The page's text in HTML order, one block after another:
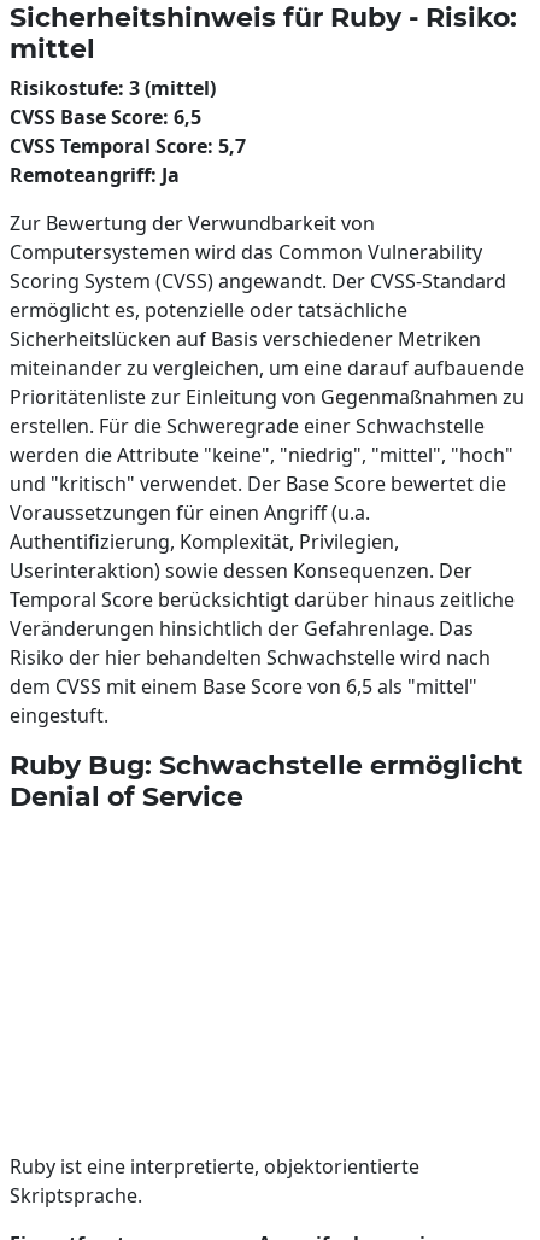
Sicherheitshinweis für Ruby - Risiko:
mittel
Risikostufe: 3 (mittel)
CVSS Base Score: 6,5
CVSS Temporal Score: 5,7
Remoteangriff: Ja
Zur Bewertung der Verwundbarkeit von
Computersystemen wird das Common Vulnerability
Scoring System (CVSS) angewandt. Der CVSS-Standard
ermöglicht es, potenzielle oder tatsächliche
Sicherheitslücken auf Basis verschiedener Metriken
miteinander zu vergleichen, um eine darauf aufbauende
Prioritätenliste zur Einleitung von Gegenmaßnahmen zu
erstellen. Für die Schweregrade einer Schwachstelle
werden die Attribute "keine", "niedrig", "mittel", "hoch"
und "kritisch" verwendet. Der Base Score bewertet die
Voraussetzungen für einen Angriff (u.a.
Authentifizierung, Komplexität, Privilegien,
Userinteraktion) sowie dessen Konsequenzen. Der
Temporal Score berücksichtigt darüber hinaus zeitliche
Veränderungen hinsichtlich der Gefahrenlage. Das
Risiko der hier behandelten Schwachstelle wird nach
dem CVSS mit einem Base Score von 6,5 als "mittel"
eingestuft.
Ruby Bug: Schwachstelle ermöglicht
Denial of Service
Ruby ist eine interpretierte, objektorientierte
Skriptsprache.